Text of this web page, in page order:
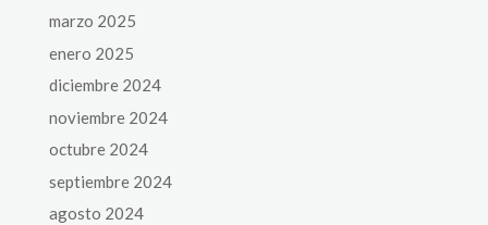
marzo 2025
enero 2025
diciembre 2024
noviembre 2024
octubre 2024
septiembre 2024
agosto 2024